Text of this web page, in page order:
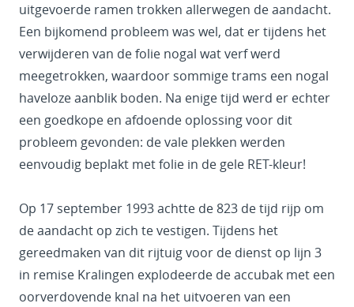
uitgevoerde ramen trokken allerwegen de aandacht.
Een bijkomend probleem was wel, dat er tijdens het
verwijderen van de folie nogal wat verf werd
meegetrokken, waardoor sommige trams een nogal
haveloze aanblik boden. Na enige tijd werd er echter
een goedkope en afdoende oplossing voor dit
probleem gevonden: de vale plekken werden
eenvoudig beplakt met folie in de gele RET-kleur!
Op 17 september 1993 achtte de 823 de tijd rijp om
de aandacht op zich te vestigen. Tijdens het
gereedmaken van dit rijtuig voor de dienst op lijn 3
in remise Kralingen explodeerde de accubak met een
oorverdovende knal na het uitvoeren van een